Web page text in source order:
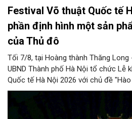
Festival Võ thuật Quốc tế
phần định hình một sản
của Thủ đô
Tối 7/8, tại Hoàng thành Thăng Long
UBND Thành phố Hà Nội tổ chức Lễ
Quốc tế Hà Nội 2026 với chủ đề
hoa võ Việt". Lần đầu tiên được tổ
hóa - thể thao mang tầm quốc tế,